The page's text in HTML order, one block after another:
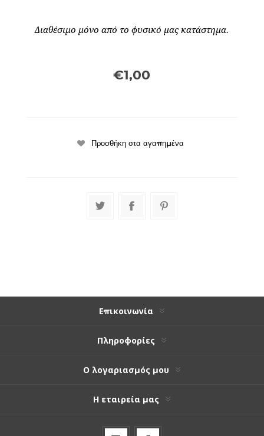
Διαθέσιμο μόνο από το φυσικό μας κατάστημα.
€1,00
Επικοινωνία
Πληροφορίες
Ο λογαριασμός μου
Η εταιρεία μας